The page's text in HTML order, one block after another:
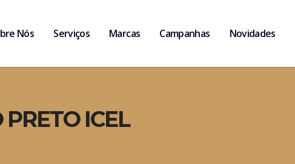
Nós Serviços Marcas Campanhas Novidades
ICEL